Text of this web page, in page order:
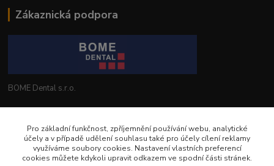
Zákaznická podpora
BOME Dental s.r.o.
info@bomedental.eu
Pro základní funkčnost, zpříjemnění používání webu, analytické
účely a v případě udělení souhlasu také pro účely cílení reklamy
využíváme soubory cookies. Nastavení vlastních preferencí
cookies můžete kdykoli upravit odkazem ve spodní části stránek.